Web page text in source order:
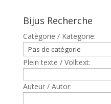
Bijus Recherche
Catègorie / Kategorie:
Plein texte / Volltext:
Auteur / Autor: